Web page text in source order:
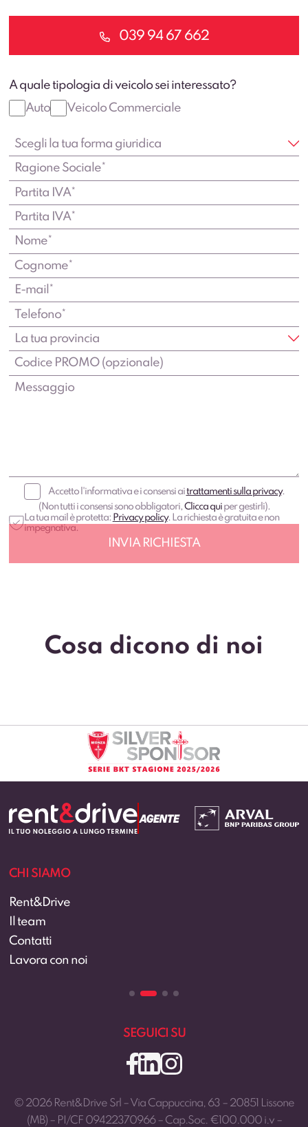
039 94 67 662
A quale tipologia di veicolo sei interessato?
Auto
Veicolo Commerciale
Accetto l'informativa e i consensi aitrattamenti sulla privacy.
(Non tutti i consensi sono obbligatori,Clicca quiper gestirli).
La tua mail è protetta: Privacy policy. La richiesta è gratuita e non
impegnativa.
Cosa dicono di noi
CHI SIAMO
Rent&Drive
Il team
Contatti
Lavora con noi
SEGUICI SU
© 2026 Rent&Drive Srl – Via Cappuccina, 63 – 20851 Lissone
(MB) – PI/CF 09422370966 – Cap.Soc. €100.000 i.v –